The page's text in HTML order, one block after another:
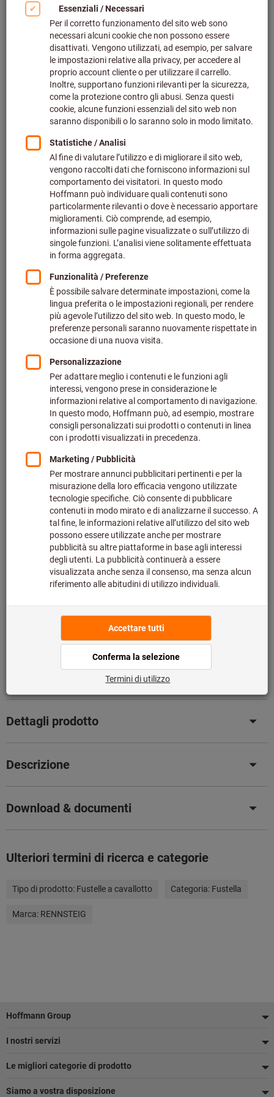
Fare clic per ingrandire l‘immagine
Prezzo per 1 Articolo
più IVA all’aliquota corrente
Prezzo più spese di spedizione
Effettua il loginper vedere i tuoi prezzi dedicati.
Per ⌀ Foro (mm):
Vuoi ordinare più di un articolo?Vai alla selezione veloce
Nel carrello
Disponibile a magazzino
Aggiungi alla lista dei preferiti Condividi articolo
Catalogo sfogliabile
Dettagli prodotto
Descrizione
Download & documenti
Ulteriori termini di ricerca e categorie
Tipo di prodotto: Fustelle a cavallotto Categoria: Fustella
Marca: RENNSTEIG
Piè
di
pagina
Hoffmann Group
I nostri servizi
Le migliori categorie di prodotto
Siamo a vostra disposizione